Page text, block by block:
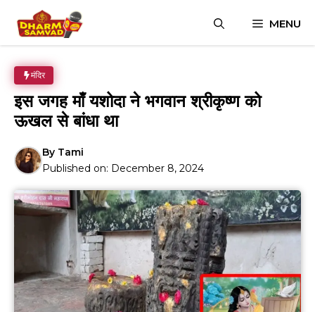
content
MENU
मंदिर
इस जगह माँ यशोदा ने भगवान श्रीकृष्ण को
ऊखल से बांधा था
By Tami
Published on: December 8, 2024